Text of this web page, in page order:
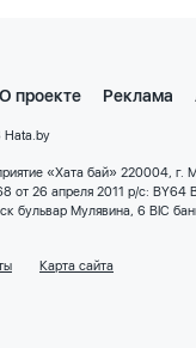
О проекте Реклама
Hata.by
«Хата бай» 220004, г.
от 26 апреля 2011 р/с:
бульвар Мулявина, 6 BIC
Карта сайта